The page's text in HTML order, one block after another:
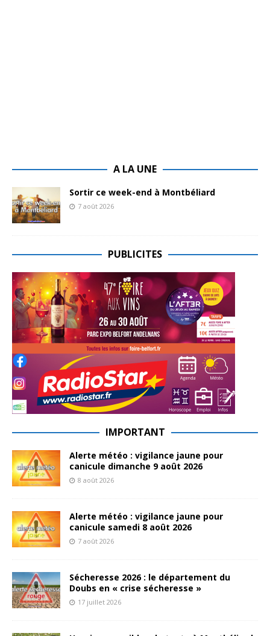
A LA UNE
Sortir ce week-end à Montbéliard
7 août 2026
PUBLICITES
IMPORTANT
Alerte météo : vigilance jaune pour
canicule dimanche 9 août 2026
8 août 2026
Alerte météo : vigilance jaune pour
canicule samedi 8 août 2026
7 août 2026
Sécheresse 2026 : le département du
Doubs en « crise sécheresse »
17 juillet 2026